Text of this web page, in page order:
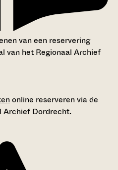
van een reservering
van het Regionaal Archief
online reserveren via de
Archief Dordrecht.